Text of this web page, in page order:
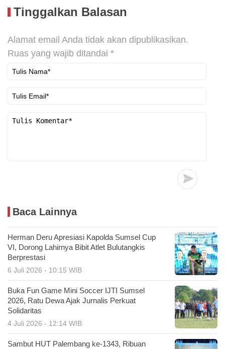
Tinggalkan Balasan
Alamat email Anda tidak akan dipublikasikan.
Ruas yang wajib ditandai *
Baca Lainnya
Herman Deru Apresiasi Kapolda Sumsel Cup
VI, Dorong Lahirnya Bibit Atlet Bulutangkis
Berprestasi
6 Juli 2026 - 10:15 WIB
Buka Fun Game Mini Soccer IJTI Sumsel
2026, Ratu Dewa Ajak Jurnalis Perkuat
Solidaritas
4 Juli 2026 - 12:14 WIB
Sambut HUT Palembang ke-1343, Ribuan